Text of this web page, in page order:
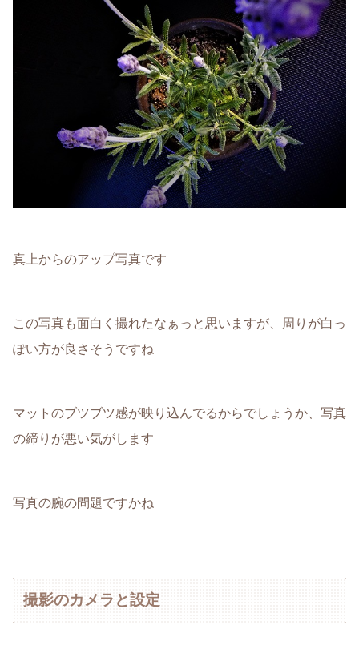
真上からのアップ写真です
この写真も面白く撮れたなぁっと思いますが、周りが白っ
ぽい方が良さそうですね
マットのブツブツ感が映り込んでるからでしょうか、写真
の締りが悪い気がします
写真の腕の問題ですかね
撮影のカメラと設定